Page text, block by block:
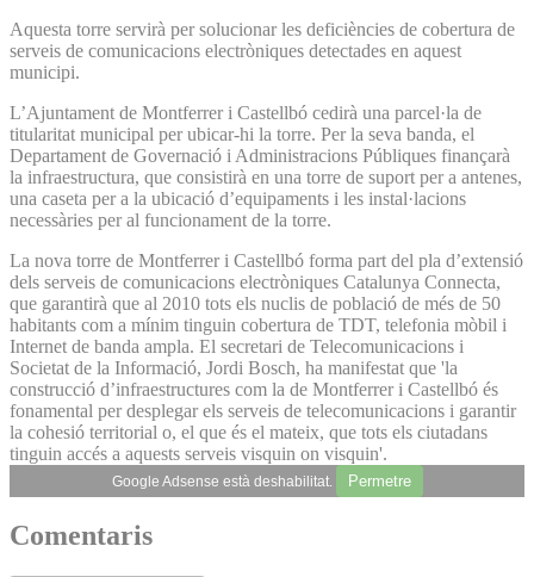
Aquesta torre servirà per solucionar les deficiències de cobertura de
serveis de comunicacions electròniques detectades en aquest
municipi.
L’Ajuntament de Montferrer i Castellbó cedirà una parcel·la de
titularitat municipal per ubicar-hi la torre. Per la seva banda, el
Departament de Governació i Administracions Públiques finançarà
la infraestructura, que consistirà en una torre de suport per a antenes,
una caseta per a la ubicació d’equipaments i les instal·lacions
necessàries per al funcionament de la torre.
La nova torre de Montferrer i Castellbó forma part del pla d’extensió
dels serveis de comunicacions electròniques Catalunya Connecta,
que garantirà que al 2010 tots els nuclis de població de més de 50
habitants com a mínim tinguin cobertura de TDT, telefonia mòbil i
Internet de banda ampla. El secretari de Telecomunicacions i
Societat de la Informació, Jordi Bosch, ha manifestat que 'la
construcció d’infraestructures com la de Montferrer i Castellbó és
fonamental per desplegar els serveis de telecomunicacions i garantir
la cohesió territorial o, el que és el mateix, que tots els ciutadans
tinguin accés a aquests serveis visquin on visquin'.
Google Adsense està deshabilitat. Permetre
Comentaris